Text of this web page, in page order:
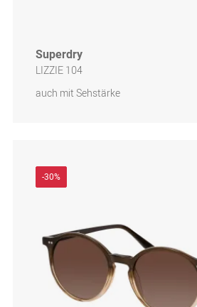
Superdry
LIZZIE 104
auch mit Sehstärke
-30%